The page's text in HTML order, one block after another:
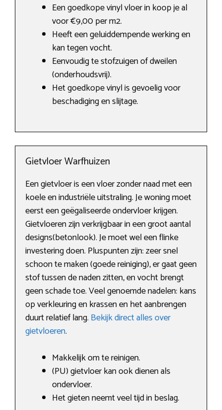
Een goedkope vinyl vloer in koop je al
voor €9,00 per m2.
Heeft een geluiddempende werking en
kan tegen vocht.
Eenvoudig te stofzuigen of dweilen
(onderhoudsvrij).
Het goedkope vinyl is gevoelig voor
beschadiging en slijtage.
Gietvloer Warfhuizen
Een gietvloer is een vloer zonder naad met een
koele en industriële uitstraling. Je woning moet
eerst een geëgaliseerde ondervloer krijgen.
Gietvloeren zijn verkrijgbaar in een groot aantal
designs(betonlook). Je moet wel een flinke
investering doen. Pluspunten zijn: zeer snel
schoon te maken (goede reiniging), er gaat geen
stof tussen de naden zitten, en vocht brengt
geen schade toe. Veel genoemde nadelen: kans
op verkleuring en krassen en het aanbrengen
duurt relatief lang. Bekijk direct alles over
gietvloeren.
Makkelijk om te reinigen.
(PU) gietvloer kan ook dienen als
ondervloer.
Het gieten neemt veel tijd in beslag.